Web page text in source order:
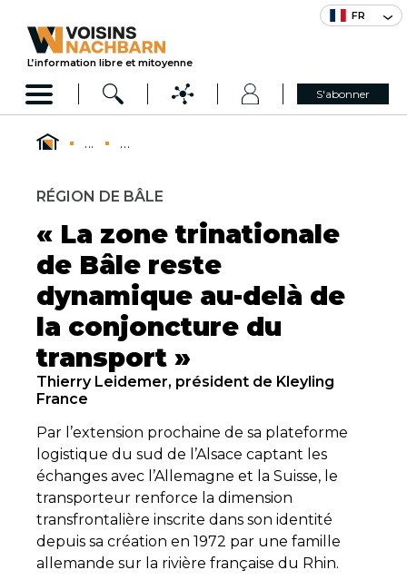
FR
L’information libre et mitoyenne
S'abonner
... ...
RÉGION DE BÂLE
« La zone trinationale
de Bâle reste
dynamique au-delà de
la conjoncture du
transport »
Thierry Leidemer, président de Kleyling
France
Par l’extension prochaine de sa plateforme
logistique du sud de l’Alsace captant les
échanges avec l’Allemagne et la Suisse, le
transporteur renforce la dimension
transfrontalière inscrite dans son identité
depuis sa création en 1972 par une famille
allemande sur la rivière française du Rhin.